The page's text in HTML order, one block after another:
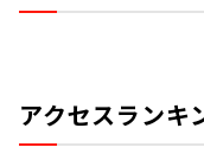
アクセスランキ